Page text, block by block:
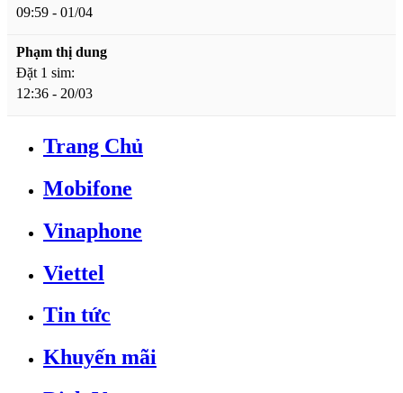
09:59 - 01/04
Phạm thị dung
Đặt 1 sim:
12:36 - 20/03
Trang Chủ
Mobifone
Vinaphone
Viettel
Tin tức
Khuyến mãi